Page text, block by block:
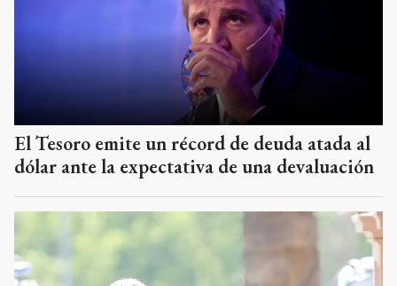
El Tesoro emite un récord de deuda atada al
dólar ante la expectativa de una devaluación